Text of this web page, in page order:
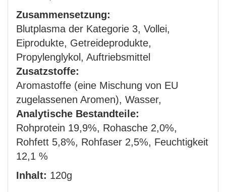
Zusammensetzung:
Blutplasma der Kategorie 3, Vollei,
Eiprodukte, Getreideprodukte,
Propylenglykol, Auftriebsmittel
Zusatzstoffe:
Aromastoffe (eine Mischung von EU
zugelassenen Aromen), Wasser,
Analytische Bestandteile:
Rohprotein 19,9%, Rohasche 2,0%,
Rohfett 5,8%, Rohfaser 2,5%, Feuchtigkeit
12,1 %
Inhalt: 120g